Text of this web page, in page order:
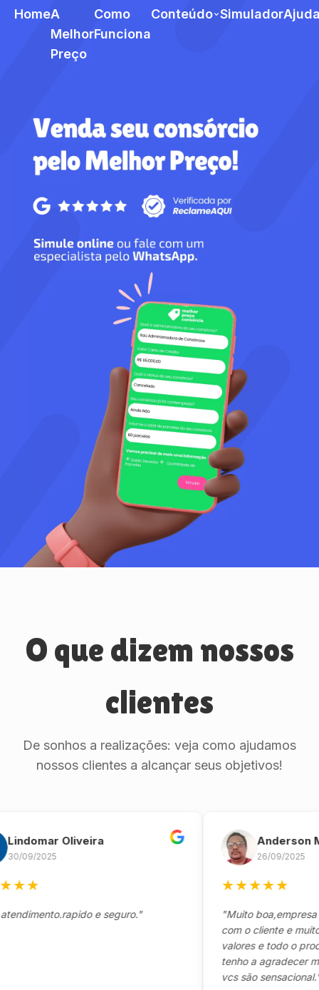
HomeA
Melhor
Preço
Como
Funciona
Conteúdo Simulador
O que dizem nossos
clientes
De sonhos a realizações: veja como ajudamos
nossos clientes a alcançar seus objetivos!
Oliveira
2025
e seguro."
Anderson
26/09/2025
★★★
"Muito boa,empresa
com o cliente e muito
valores e todo o
tenho a agradecer
vcs são sensacional."